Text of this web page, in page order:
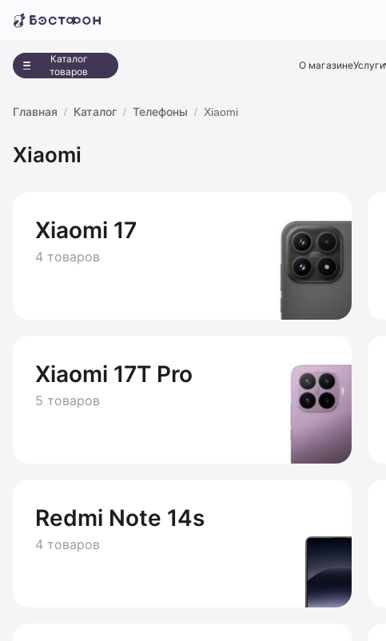
О магазинеУслуги
Каталог
товаров
Главная Каталог Телефоны Xiaomi
Xiaomi
Xiaomi 17
4 товаров
Xiaomi 17T Pro
5 товаров
Redmi Note 14s
4 товаров